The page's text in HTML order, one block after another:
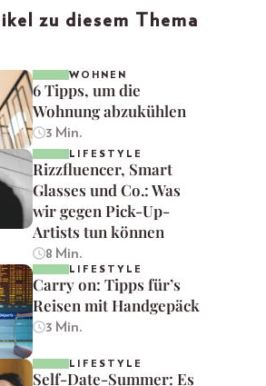
zu diesem Thema
WOHNEN
6 Tipps, um die
Wohnung abzukühlen
3 Min.
LIFESTYLE
Rizzfluencer, Smart
Glasses und Co.: Was
wir gegen Pick-Up-
Artists tun können
8 Min.
LIFESTYLE
Carry on: Tipps für’s
Reisen mit Handgepäck
3 Min.
LIFESTYLE
Self-Date-Summer: Es